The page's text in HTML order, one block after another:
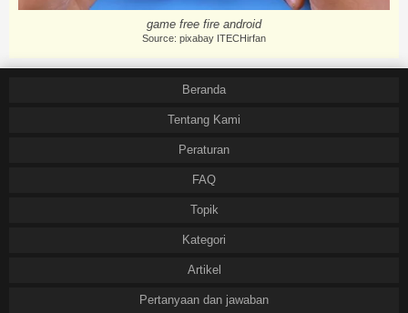
game free fire android
Source: pixabay ITECHirfan
Beranda
Tentang Kami
Peraturan
FAQ
Topik
Kategori
Artikel
Pertanyaan dan jawaban